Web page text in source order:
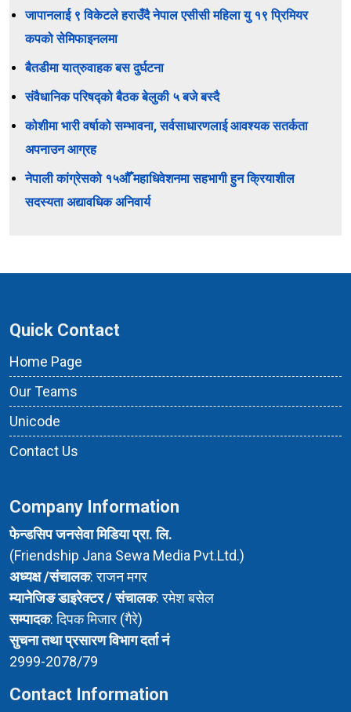
जापानलाई ९ विकेटले हराउँदै नेपाल एसीसी महिला यु १९ प्रिमियर
कपको सेमिफाइनलमा
बैतडीमा यात्रुवाहक बस दुर्घटना
संवैधानिक परिषद्को बैठक बेलुकी ५ बजे बस्दै
कोशीमा भारी वर्षाको सम्भावना, सर्वसाधारणलाई आवश्यक सतर्कता
अपनाउन आग्रह
नेपाली कांग्रेसको १५औँ महाधिवेशनमा सहभागी हुन क्रियाशील
सदस्यता अद्यावधिक अनिवार्य
Quick Contact
Home Page
Our Teams
Unicode
Contact Us
Company Information
फेन्डसिप जनसेवा मिडिया प्रा. लि.
(Friendship Jana Sewa Media Pvt.Ltd.)
अध्यक्ष /संचालक: राजन मगर
म्यानेजिङ डाइरेक्टर / संचालक: रमेश बसेल
सम्पादक: दिपक मिजार (गैरे)
सुचना तथा प्रसारण विभाग दर्ता नं
2999-2078/79
Contact Information